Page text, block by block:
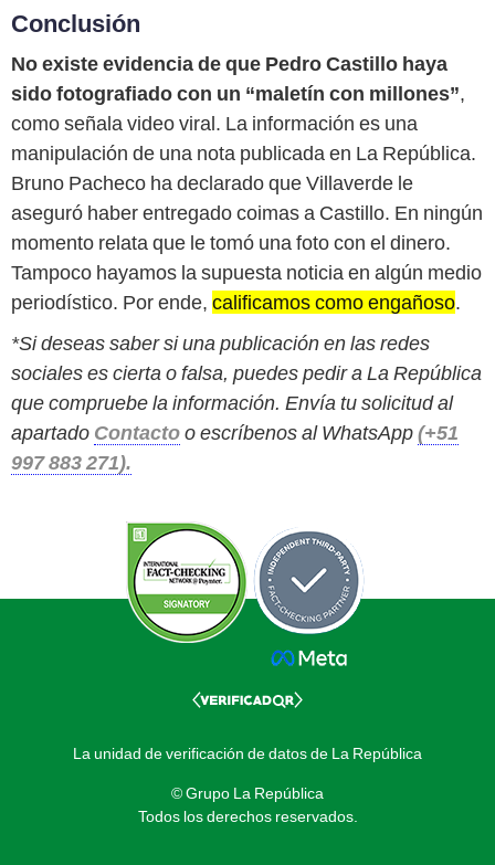
Conclusión
No existe evidencia de que Pedro Castillo haya
sido fotografiado con un “maletín con millones”,
como señala video viral. La información es una
manipulación de una nota publicada en La República.
Bruno Pacheco ha declarado que Villaverde le
aseguró haber entregado coimas a Castillo. En ningún
momento relata que le tomó una foto con el dinero.
Tampoco hayamos la supuesta noticia en algún medio
periodístico. Por ende, calificamos como engañoso.
*Si deseas saber si una publicación en las redes
sociales es cierta o falsa, puedes pedir a La República
que compruebe la información. Envía tu solicitud al
apartado Contactoo escríbenos al WhatsApp(+51
997 883 271).
La unidad de verificación de datos de La República
© Grupo La República
Todos los derechos reservados.